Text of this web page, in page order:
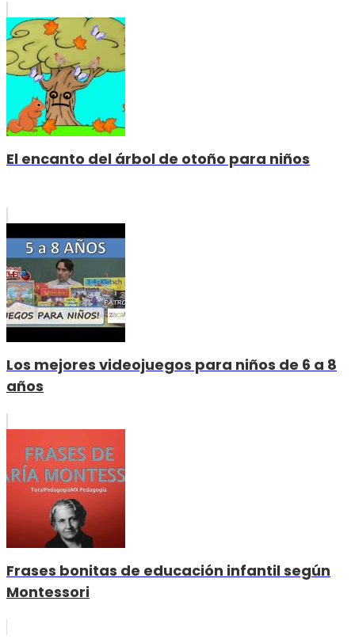
El encanto del árbol de otoño para niños
Los mejores videojuegos para niños de 6 a 8
años
Frases bonitas de educación infantil según
Montessori